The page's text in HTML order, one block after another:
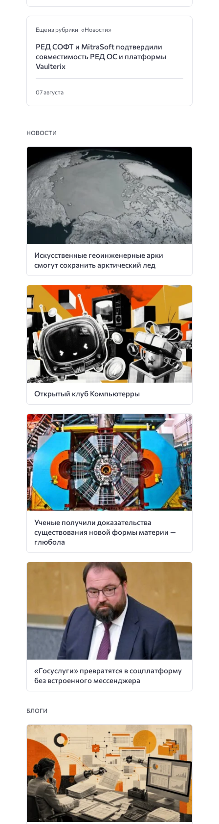
Еще из рубрики «Новости»
РЕД СОФТ и MitraSoft подтвердили
совместимость РЕД ОС и платформы
Vaulterix
07 августа
НОВОСТИ
Искусственные геоинженерные арки
смогут сохранить арктический лед
Открытый клуб Компьютерры
Ученые получили доказательства
существования новой формы материи —
глюбола
«Госуслуги» превратятся в соцплатформу
без встроенного мессенджера
БЛОГИ